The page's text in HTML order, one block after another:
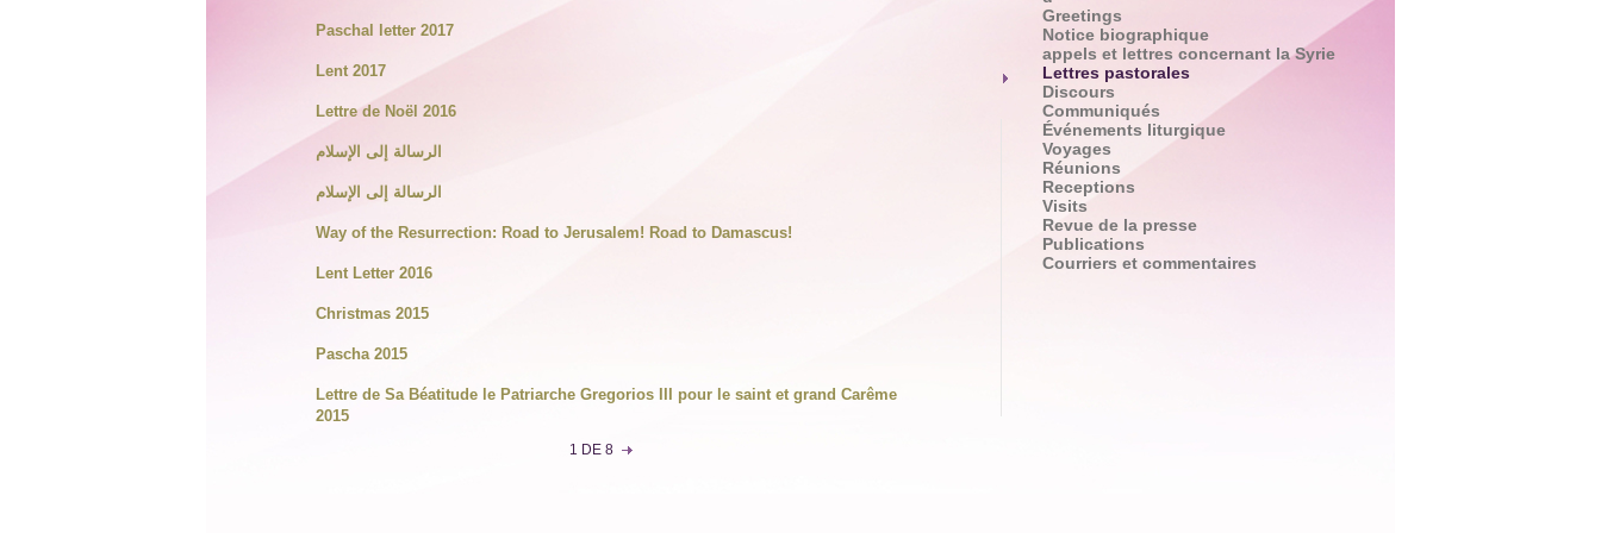
Paschal letter 2017
Lent 2017
Lettre de Noël 2016
الرسالة إلى الإسلام
الرسالة إلى الإسلام
Way of the Resurrection: Road to Jerusalem! Road to Damascus!
Lent Letter 2016
Christmas 2015
Pascha 2015
Lettre de Sa Béatitude le Patriarche Gregorios III pour le saint et grand Carême
2015
1 DE 8
Greetings
Notice biographique
appels et lettres concernant la Syrie
Lettres pastorales
Discours
Communiqués
Événements liturgique
Voyages
Réunions
Receptions
Visits
Revue de la presse
Publications
Courriers et commentaires